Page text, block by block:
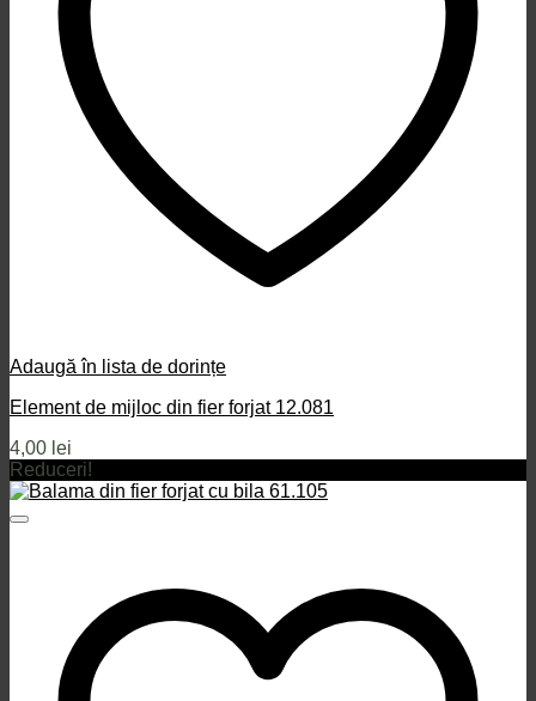
Adaugă în lista de dorințe
Element de mijloc din fier forjat 12.081
4,00 lei
Reduceri!